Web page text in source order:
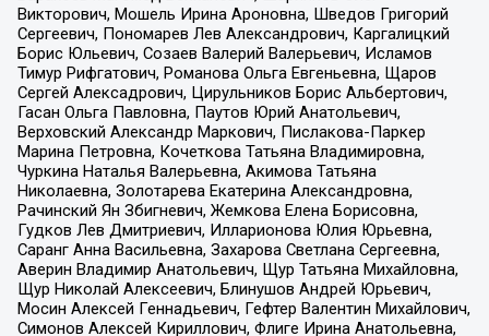
Викторович, Мошель Ирина Ароновна, Шведов Григорий
Сергеевич, Пономарев Лев Александрович, Каргалицкий
Борис Юльевич, Созаев Валерий Валерьевич, Исламов
Тимур Рифгатович, Романова Ольга Евгеньевна, Щаров
Сергей Алексадрович, Цирульников Борис Альбертович,
Гасан Ольга Павловна, Паутов Юрий Анатольевич,
Верховский Александр Маркович, Пислакова-Паркер
Марина Петровна, Кочеткова Татьяна Владимировна,
Чуркина Наталья Валерьевна, Акимова Татьяна
Николаевна, Золотарева Екатерина Александровна,
Рачинский Ян Збигневич, Жемкова Елена Борисовна,
Гудков Лев Дмитриевич, Илларионова Юлия Юрьевна,
Саранг Анна Васильевна, Захарова Светлана Сергеевна,
Аверин Владимир Анатольевич, Щур Татьяна Михайловна,
Щур Николай Алексеевич, Блинушов Андрей Юрьевич,
Мосин Алексей Геннадьевич, Гефтер Валентин Михайлович,
Симонов Алексей Кириллович, Флиге Ирина Анатольевна,